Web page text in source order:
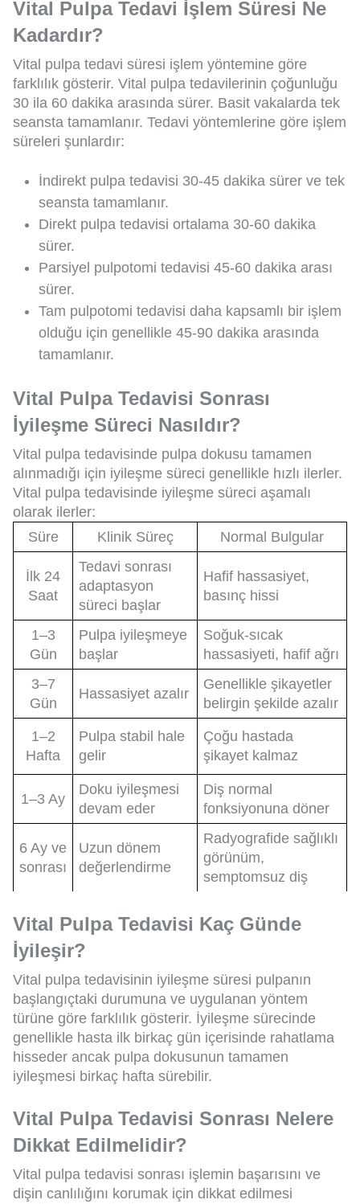
Vital Pulpa Tedavi İşlem Süresi Ne
Kadardır?
Vital pulpa tedavi süresi işlem yöntemine göre
farklılık gösterir. Vital pulpa tedavilerinin çoğunluğu
30 ila 60 dakika arasında sürer. Basit vakalarda tek
seansta tamamlanır. Tedavi yöntemlerine göre işlem
süreleri şunlardır:
İndirekt pulpa tedavisi 30-45 dakika sürer ve tek
seansta tamamlanır.
Direkt pulpa tedavisi ortalama 30-60 dakika
sürer.
Parsiyel pulpotomi tedavisi 45-60 dakika arası
sürer.
Tam pulpotomi tedavisi daha kapsamlı bir işlem
olduğu için genellikle 45-90 dakika arasında
tamamlanır.
Vital Pulpa Tedavisi Sonrası
İyileşme Süreci Nasıldır?
Vital pulpa tedavisinde pulpa dokusu tamamen
alınmadığı için iyileşme süreci genellikle hızlı ilerler.
Vital pulpa tedavisinde iyileşme süreci aşamalı
olarak ilerler:
Süre
Klinik Süreç Normal Bulgular
İlk 24
Saat
Tedavi sonrası
adaptasyon
süreci başlar
Hafif hassasiyet,
basınç hissi
1–3
Gün
Pulpa iyileşmeye
başlar
Soğuk-sıcak
hassasiyeti, hafif ağrı
3–7
Gün
Hassasiyet azalır
Genellikle şikayetler
belirgin şekilde azalır
1–2
Hafta
Pulpa stabil hale
gelir
Çoğu hastada
şikayet kalmaz
1–3 Ay
Doku iyileşmesi
devam eder
Diş normal
fonksiyonuna döner
6 Ay ve
sonrası
Uzun dönem
değerlendirme
Radyografide sağlıklı
görünüm,
semptomsuz diş
Vital Pulpa Tedavisi Kaç Günde
İyileşir?
Vital pulpa tedavisinin iyileşme süresi pulpanın
başlangıçtaki durumuna ve uygulanan yöntem
türüne göre farklılık gösterir. İyileşme sürecinde
genellikle hasta ilk birkaç gün içerisinde rahatlama
hisseder ancak pulpa dokusunun tamamen
iyileşmesi birkaç hafta sürebilir.
Vital Pulpa Tedavisi Sonrası Nelere
Dikkat Edilmelidir?
Vital pulpa tedavisi sonrası işlemin başarısını ve
dişin canlılığını korumak için dikkat edilmesi